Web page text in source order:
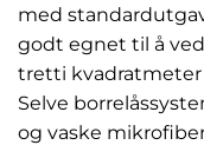
med
godt egnet til å
tretti kvadratmeter
Selve
og vaske